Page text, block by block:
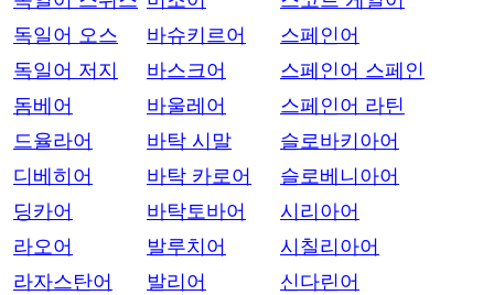
독일어 오스
독일어 저지
돔베어
드율라어
디베히어
딩카어
라오어
라자스탄어
바슈키르어
바스크어
바울레어
바탁 시말
바탁 카로어
바탁토바어
발루치어
발리어
스페인어
스페인어 스페인
스페인어 라틴
슬로바키아어
슬로베니아어
시리아어
시칠리아어
신다린어